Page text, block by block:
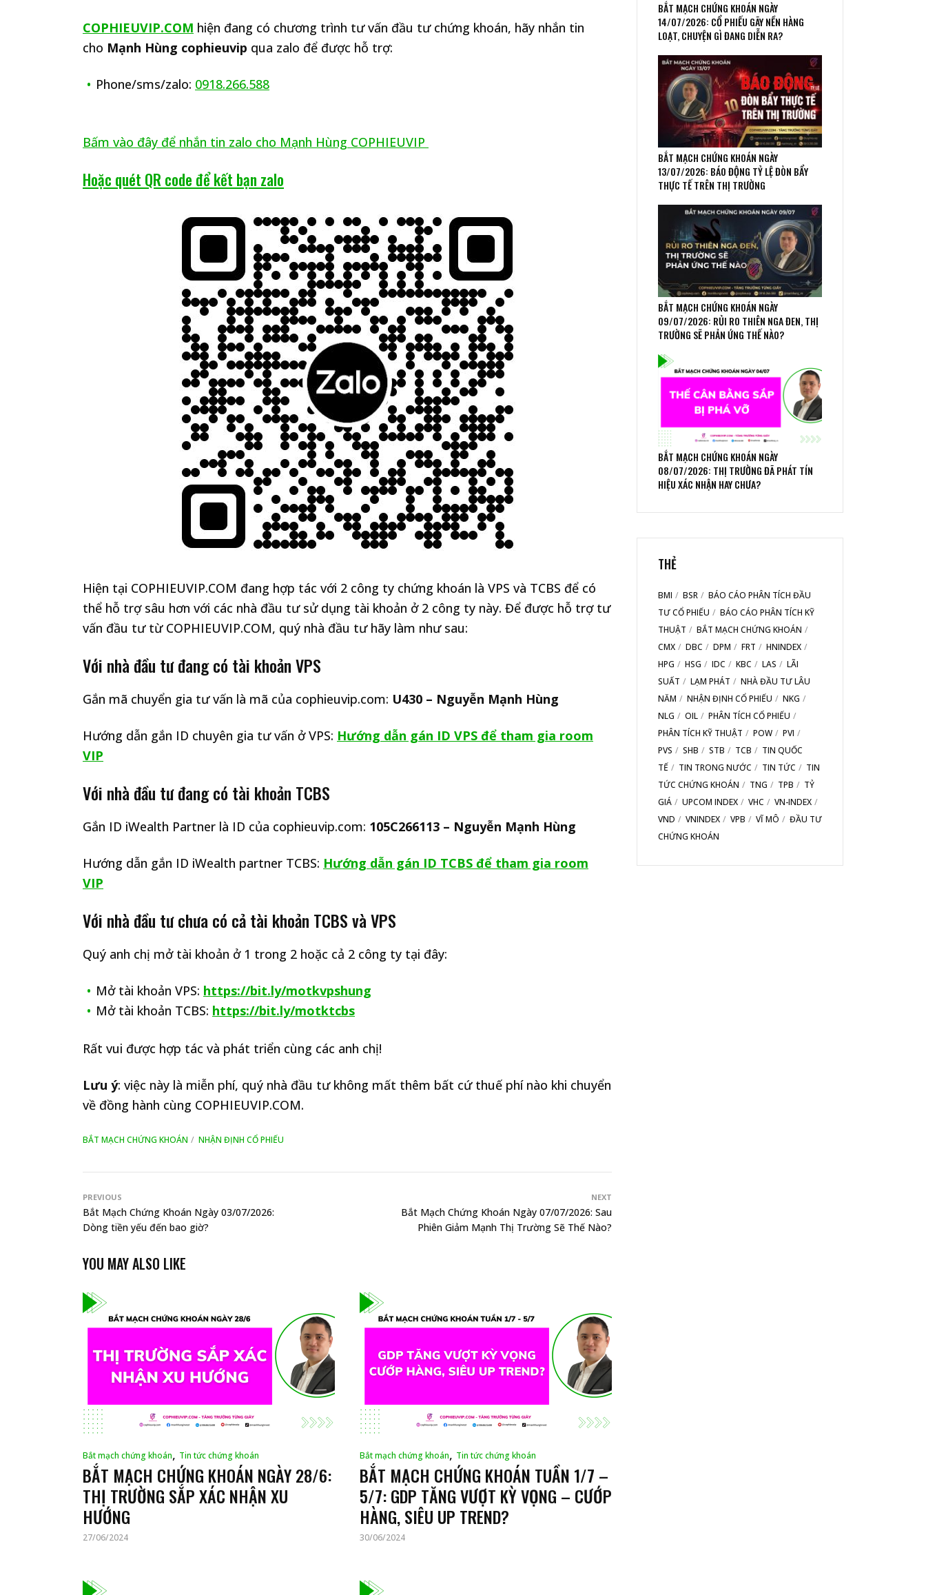
COPHIEUVIP.COM hiện đang có chương trình tư vấn đầu tư chứng khoán, hãy nhắn tin
cho Mạnh Hùng cophieuvip qua zalo để được hỗ trợ:
Phone/sms/zalo: 0918.266.588
Bấm vào đây để nhắn tin zalo cho Mạnh Hùng COPHIEUVIP
Hoặc quét QR code để kết bạn zalo
Hiện tại COPHIEUVIP.COM đang hợp tác với 2 công ty chứng khoán là VPS và TCBS để có
thể hỗ trợ sâu hơn với các nhà đầu tư sử dụng tài khoản ở 2 công ty này. Để được hỗ trợ tư
vấn đầu tư từ COPHIEUVIP.COM, quý nhà đầu tư hãy làm như sau:
Với nhà đầu tư đang có tài khoản VPS
Gắn mã chuyển gia tư vấn là mã của cophieuvip.com: U430 – Nguyễn Mạnh Hùng
Hướng dẫn gắn ID chuyên gia tư vấn ở VPS: Hướng dẫn gán ID VPS để tham gia room
VIP
Với nhà đầu tư đang có tài khoản TCBS
Gắn ID iWealth Partner là ID của cophieuvip.com: 105C266113 – Nguyễn Mạnh Hùng
Hướng dẫn gắn ID iWealth partner TCBS: Hướng dẫn gán ID TCBS để tham gia room
VIP
Với nhà đầu tư chưa có cả tài khoản TCBS và VPS
Quý anh chị mở tài khoản ở 1 trong 2 hoặc cả 2 công ty tại đây:
Mở tài khoản VPS: https://bit.ly/motkvpshung
Mở tài khoản TCBS: https://bit.ly/motktcbs
Rất vui được hợp tác và phát triển cùng các anh chị!
Lưu ý: việc này là miễn phí, quý nhà đầu tư không mất thêm bất cứ thuế phí nào khi chuyển
về đồng hành cùng COPHIEUVIP.COM.
BẮT MẠCH CHỨNG KHOÁN NHẬN ĐỊNH CỔ PHIẾU
PREVIOUS
Bắt Mạch Chứng Khoán Ngày 03/07/2026:
Dòng tiền yếu đến bao giờ?
NEXT
Bắt Mạch Chứng Khoán Ngày 07/07/2026: Sau
Phiên Giảm Mạnh Thị Trường Sẽ Thế Nào?
YOU MAY ALSO LIKE
Bắt mạch chứng khoán, Tin tức chứng khoán
BẮT MẠCH CHỨNG KHOÁN NGÀY 28/6:
THỊ TRƯỜNG SẮP XÁC NHẬN XU
HƯỚNG
27/06/2024
Bắt mạch chứng khoán, Tin tức chứng khoán
BẮT MẠCH CHỨNG KHOÁN TUẦN 1/7 –
5/7: GDP TĂNG VƯỢT KỲ VỌNG – CƯỚP
HÀNG, SIÊU UP TREND?
30/06/2024
BẮT MẠCH CHỨNG KHOÁN NGÀY
14/07/2026: CỔ PHIẾU GÃY NỀN HÀNG
LOẠT, CHUYỆN GÌ ĐANG DIỄN RA?
BẮT MẠCH CHỨNG KHOÁN NGÀY
13/07/2026: BÁO ĐỘNG TỶ LỆ ĐÒN BẨY
THỰC TẾ TRÊN THỊ TRƯỜNG
BẮT MẠCH CHỨNG KHOÁN NGÀY
09/07/2026: RỦI RO THIÊN NGA ĐEN, THỊ
TRƯỜNG SẼ PHẢN ỨNG THẾ NÀO?
BẮT MẠCH CHỨNG KHOÁN NGÀY
08/07/2026: THỊ TRƯỜNG ĐÃ PHÁT TÍN
HIỆU XÁC NHẬN HAY CHƯA?
THẺ
BMI BSR
BÁO CÁO PHÂN TÍCH ĐẦU
TƯ CỔ PHIẾU
BÁO CÁO PHÂN TÍCH KỸ
THUẬT
BẮT MẠCH CHỨNG KHOÁN
CMX
DBC DPM FRT
HNINDEX
HPG
HSG IDC KBC LAS
LÃI
SUẤT
LẠM PHÁT
NHÀ ĐẦU TƯ LÂU
NĂM
NHẬN ĐỊNH CỔ PHIẾU
NKG
NLG
OIL
PHÂN TÍCH CỔ PHIẾU
PHÂN TÍCH KỸ THUẬT
POW
PVI
PVS
SHB STB TCB
TIN QUỐC
TẾ
TIN TRONG NƯỚC TIN TỨC
TIN
TỨC CHỨNG KHOÁN
TNG TPB
TỶ
GIÁ
UPCOM INDEX VHC
VN-INDEX
VND
VNINDEX VPB VĨ MÔ
ĐẦU TƯ
CHỨNG KHOÁN